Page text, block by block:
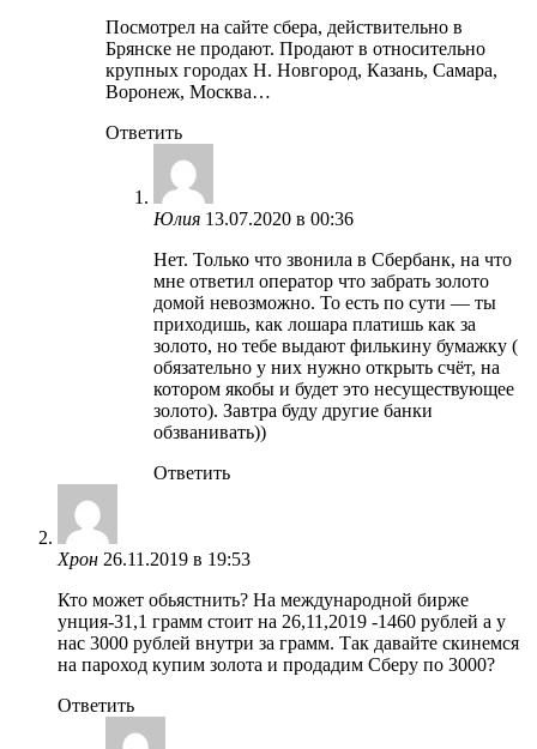
Посмотрел на сайте сбера, действительно в
Брянске не продают. Продают в относительно
крупных городах Н. Новгород, Казань, Самара,
Воронеж, Москва…
Ответить
Юлия 13.07.2020 в 00:36
Нет. Только что звонила в Сбербанк, на что
мне ответил оператор что забрать золото
домой невозможно. То есть по сути — ты
приходишь, как лошара платишь как за
золото, но тебе выдают филькину бумажку (
обязательно у них нужно открыть счёт, на
котором якобы и будет это несуществующее
золото). Завтра буду другие банки
обзванивать))
Ответить
Xрон 26.11.2019 в 19:53
Кто может обьястнить? На международной бирже
унция-31,1 грамм стоит на 26,11,2019 -1460 рублей а у
нас 3000 рублей внутри за грамм. Так давайте скинемся
на пароход купим золота и продадим Сберу по 3000?
Ответить